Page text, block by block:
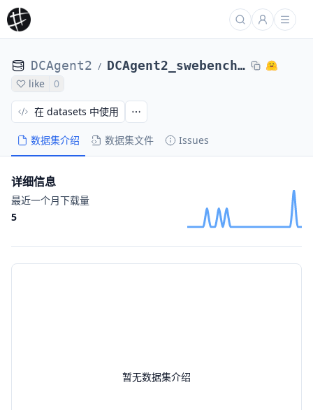
DCAgent2 / DCAgent2_swebench-verified-random-100-folders_DCAgent_staqc-ot3-100k-math-subse1ff54b91
like 0
数据集介绍 数据集文件 Issues
在 datasets 中使用
暂无数据集介绍
详细信息
最近一个月下载量
5